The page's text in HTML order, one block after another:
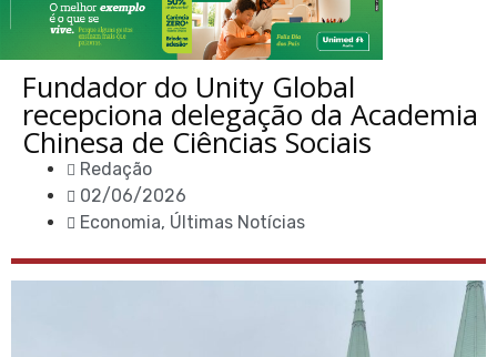
Fundador do Unity Global
recepciona delegação da Academia
Chinesa de Ciências Sociais
Redação
02/06/2026
Economia, Últimas Notícias